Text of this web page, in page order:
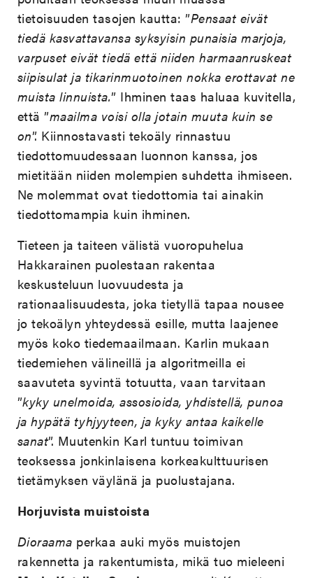
tietoisuuden tasojen kautta: ”Pensaat eivät
tiedä kasvattavansa syksyisin punaisia marjoja,
varpuset eivät tiedä että niiden harmaanruskeat
siipisulat ja tikarinmuotoinen nokka erottavat ne
muista linnuista.” Ihminen taas haluaa kuvitella,
että ”maailma voisi olla jotain muuta kuin se
on”. Kiinnostavasti tekoäly rinnastuu
tiedottomuudessaan luonnon kanssa, jos
mietitään niiden molempien suhdetta ihmiseen.
Ne molemmat ovat tiedottomia tai ainakin
tiedottomampia kuin ihminen.
Tieteen ja taiteen välistä vuoropuhelua
Hakkarainen puolestaan rakentaa
keskusteluun luovuudesta ja
rationaalisuudesta, joka tietyllä tapaa nousee
jo tekoälyn yhteydessä esille, mutta laajenee
myös koko tiedemaailmaan. Karlin mukaan
tiedemiehen välineillä ja algoritmeilla ei
saavuteta syvintä totuutta, vaan tarvitaan
”kyky unelmoida, assosioida, yhdistellä, punoa
ja hypätä tyhjyyteen, ja kyky antaa kaikelle
sanat”. Muutenkin Karl tuntuu toimivan
teoksessa jonkinlaisena korkeakulttuurisen
tietämyksen väylänä ja puolustajana.
Horjuvista muistoista
Dioraama perkaa auki myös muistojen
rakennetta ja rakentumista, mikä tuo mieleeni